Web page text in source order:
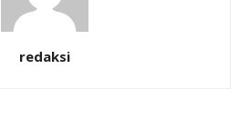
redaksi